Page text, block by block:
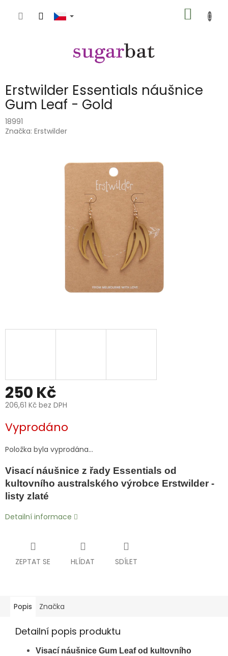
KOŠÍK
Erstwilder Essentials náušnice
Gum Leaf - Gold
18991
Značka: Erstwilder
250 Kč
206,61 Kč bez DPH
cena:
Vyprodáno
Položka byla vyprodána…
Visací náušnice z řady Essentials od
kultovního australského výrobce Erstwilder -
listy zlaté
Detailní informace
ZEPTAT SE HLÍDAT SDÍLET
Popis Značka
Detailní popis produktu
Visací náušnice Gum Leafod kultovního